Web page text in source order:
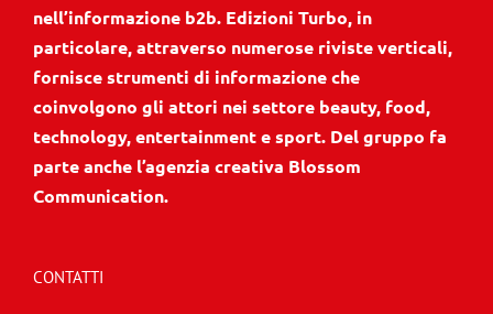
nell’informazione b2b. Edizioni Turbo, in
particolare, attraverso numerose riviste verticali,
fornisce strumenti di informazione che
coinvolgono gli attori nei settore beauty, food,
technology, entertainment e sport. Del gruppo fa
parte anche l’agenzia creativa Blossom
Communication.
CONTATTI